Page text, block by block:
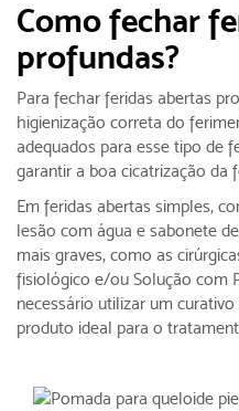
Como fechar
profundas?
Para fechar feridas abertas
higienização correta do
adequados para esse tipo de
garantir a boa cicatrização da
Em feridas abertas simples,
lesão com água e sabonete
mais graves, como as
fisiológico e/ou Solução com
necessário utilizar um
produto ideal para o